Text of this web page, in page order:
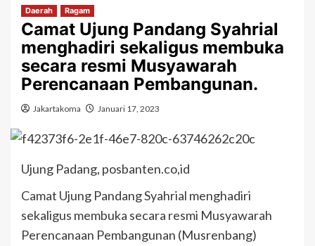
Daerah Ragam
Camat Ujung Pandang Syahrial
menghadiri sekaligus membuka
secara resmi Musyawarah
Perencanaan Pembangunan.
Jakartakoma Januari 17, 2023
Ujung Padang, posbanten.co,id
Camat Ujung Pandang Syahrial menghadiri
sekaligus membuka secara resmi Musyawarah
Perencanaan Pembangunan (Musrenbang)